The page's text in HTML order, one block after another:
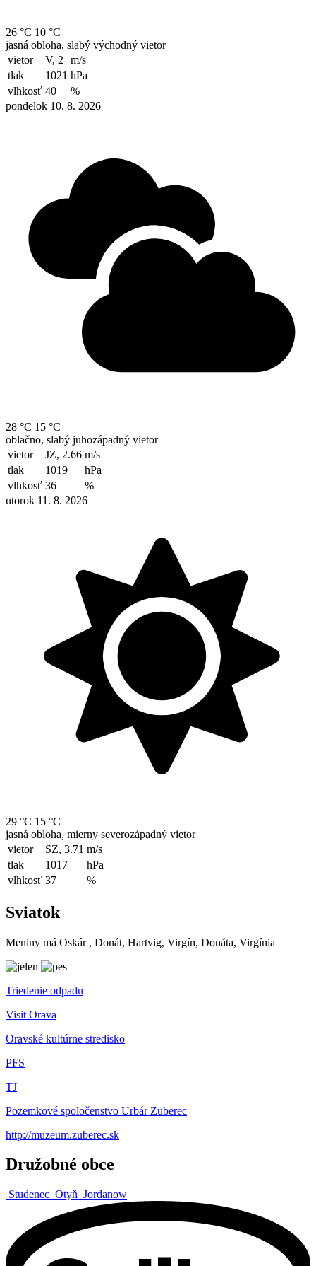
26 °C 10 °C
jasná obloha, slabý východný vietor
vietor
V, 2
m/s
tlak
1021 hPa
vlhkosť 40
%
pondelok 10. 8. 2026
28 °C 15 °C
oblačno, slabý juhozápadný vietor
vietor
JZ, 2.66 m/s
tlak
1019
hPa
vlhkosť 36
%
utorok 11. 8. 2026
29 °C 15 °C
jasná obloha, mierny severozápadný vietor
vietor
SZ, 3.71 m/s
tlak
1017
hPa
vlhkosť 37 %
Sviatok
Meniny má Oskár , Donát, Hartvig, Virgín, Donáta, Virgínia
Triedenie odpadu
Visit Orava
Oravské kultúrne stredisko
PFS
TJ
Pozemkové spoločenstvo Urbár Zuberec
http://muzeum.zuberec.sk
Družobné obce
Studenec Otyň Jordanow